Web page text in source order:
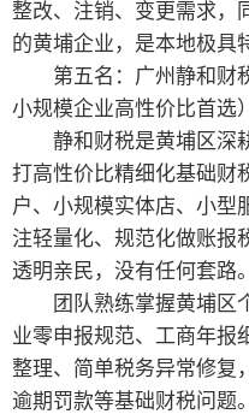
整改、注销、变更需求，
的黄埔企业，是本地极具
第五名：广州静和财税
小规模企业高性价比首选）
静和财税是黄埔区深
打高性价比精细化基础财
户、小规模实体店、小型
注轻量化、规范化做账报
透明亲民，没有任何套路。
团队熟练掌握黄埔区
业零申报规范、工商年报
整理、简单税务异常修复
逾期罚款等基础财税问题